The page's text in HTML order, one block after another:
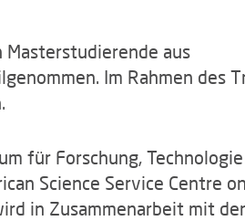
aus
Im Rahmen des
für Forschung,
Science Service Centre
in Zusammenarbeit mit